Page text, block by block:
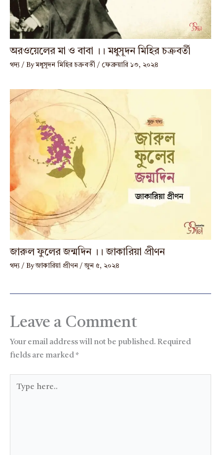
অরওয়েলের মা ও বাবা ।। মধুসূদন মিহির চক্রবর্তী
গদ্য / Byমধুসূদন মিহির চক্রবর্তী / ফেব্রুয়ারি ১৩, ২০২৪
জারুল ফুলের জন্মদিন ।। জাকারিয়া প্রীণন
গদ্য / Byজাকারিয়া প্রীণন /জুন ৫, ২০২৪
Leave a Comment
Your email address will not be published. Required
fields are marked*
here..